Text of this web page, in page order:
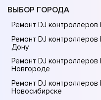
ВЫБОР ГОРОДА
Ремонт DJ
Ремонт DJ
Донy
Ремонт DJ
Новгороде
Ремонт DJ контроллеров
Новосибирске